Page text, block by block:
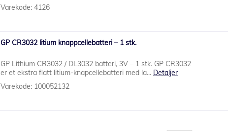
Varekode: 4126
GP CR3032 litium knappcellebatteri – 1 stk.
GP Lithium CR3032 / DL3032 batteri, 3V – 1 stk. GP CR3032
er et ekstra flatt litium-knapcellebatteri med la... Detaljer
Varekode: 100052132